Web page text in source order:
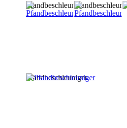
Pfandbeschleuniger
Pfandbeschleuniger